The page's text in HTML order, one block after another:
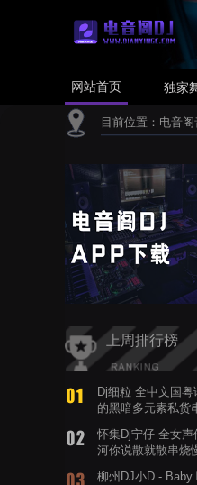
网站首页 独家
目前位置： 电音阁
上周排行榜
Dj细粒 全中文国
的黑暗多元素私货
怀集Dj宁仔-全女
河你说散就散串烧
柳州DJ小D - Baby